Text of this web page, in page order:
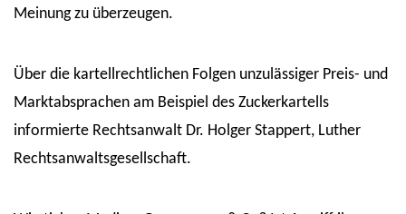
Meinung zu überzeugen.
Über die kartellrechtlichen Folgen unzulässiger Preis- und
Marktabsprachen am Beispiel des Zuckerkartells
informierte Rechtsanwalt Dr. Holger Stappert, Luther
Rechtsanwaltsgesellschaft.